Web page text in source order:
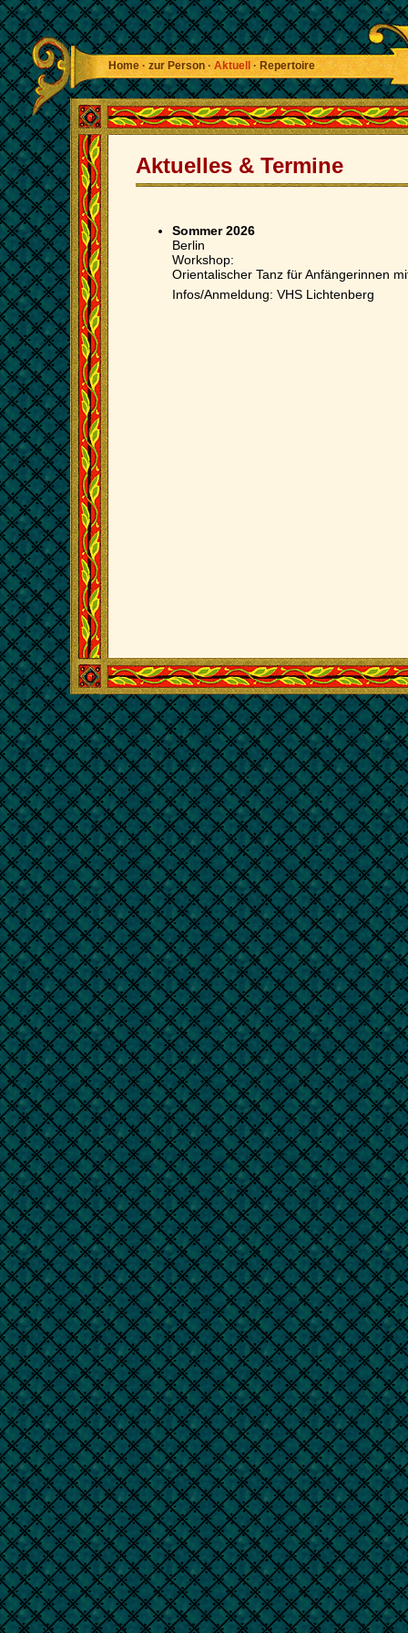
Home·zur Person·Aktuell·Repertoire
Aktuelles & Termine
Sommer 2026
Berlin
Workshop:
Orientalischer Tanz für Anfängerinnen
Infos/Anmeldung: VHS Lichtenberg